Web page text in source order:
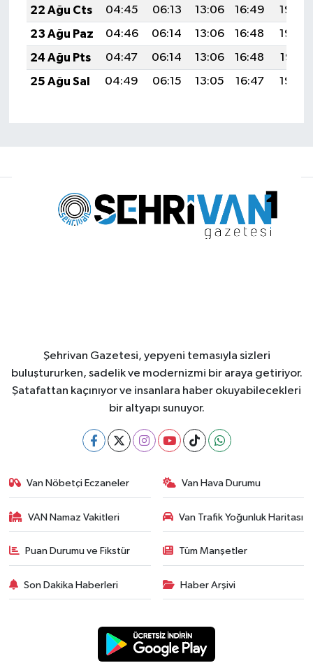
22 Ağu Cts
04:45 06:13 13:06 16:49
19:50
23 Ağu Paz
04:46 06:14 13:06 16:48
19:48
24 Ağu Pts
04:47 06:14 13:06 16:48
19:47
25 Ağu Sal
04:49 06:15 13:05 16:47 19:45
Şehrivan Gazetesi, yepyeni temasıyla sizleri
buluştururken, sadelik ve modernizmi bir araya getiriyor.
Şatafattan kaçınıyor ve insanlara haber okuyabilecekleri
bir altyapı sunuyor.
Van Nöbetçi Eczaneler Van Hava Durumu
VAN Namaz Vakitleri Van Trafik Yoğunluk Haritası
Puan Durumu ve Fikstür Tüm Manşetler
Son Dakika Haberleri Haber Arşivi